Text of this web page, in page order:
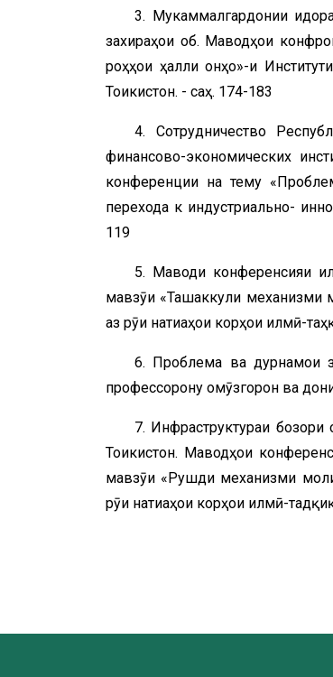
3. Мукаммалгардонии
захираҳои об. Маводҳои
роҳҳои ҳалли онҳо»-и
Тоҷикистон. - саҳ. 174-183
4. Сотрудничество
финансово-экономических
конференции на тему
перехода к индустриально-
119
5. Маводи конференсияи
мавзӯи «Ташаккули механизми
аз рӯи натиҷаҳои корҳои илмӣ-
6. Проблема ва дурнамои
профессорону омӯзгорон ва
7. Инфраструктураи
Тоҷикистон. Маводҳои
мавзӯи «Рушди механизми
рӯи натиҷаҳои корҳои илмӣ-